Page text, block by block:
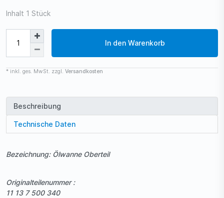
Inhalt 1 Stück
In den Warenkorb
* inkl. ges. MwSt. zzgl. Versandkosten
Beschreibung
Technische Daten
Bezeichnung: Ölwanne Oberteil
Originalteilenummer :
11 13 7 500 340